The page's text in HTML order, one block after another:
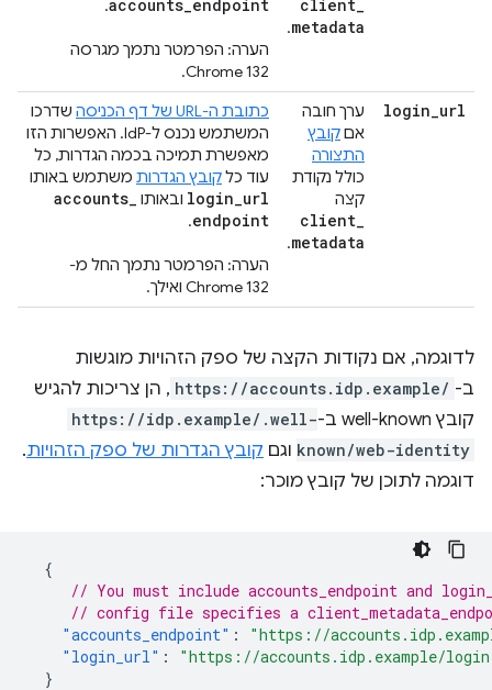
client_
metadata
.
accounts_endpoint
.
הערה: הפרמטר נתמך מגרסה
Chrome 132.
login_url
ערך חובה
אםקובץ
התצורה
כולל נקודת
קצה
client_
metadata
.
כתובת ה-URL של דף הכניסה
שדרכו
המשתמש נכנס ל-IdP. האפשרות הזו
מאפשרת תמיכה בכמה הגדרות, כל
עוד כלקובץ הגדרות משתמש באותו
login_url ובאותו accounts_
endpoint
.
הערה: הפרמטר נתמך החל מ-
Chrome 132 ואילך.
לדוגמה, אם נקודות הקצה של ספק הזהויות מוגשות
ב- https://accounts.idp.example/ , הן צריכות להגיש
קובץ well-known ב-
https://idp.example/.well-
known/web-identity וגם קובץ הגדרות של ספק הזהויות.
דוגמה לתוכן של קובץ מוכר:
{
// You must include accounts_endpoint and
// config file specifies a
"accounts_endpoint" :
"https://
"login_url" :
"https://accounts.idp.example/
}